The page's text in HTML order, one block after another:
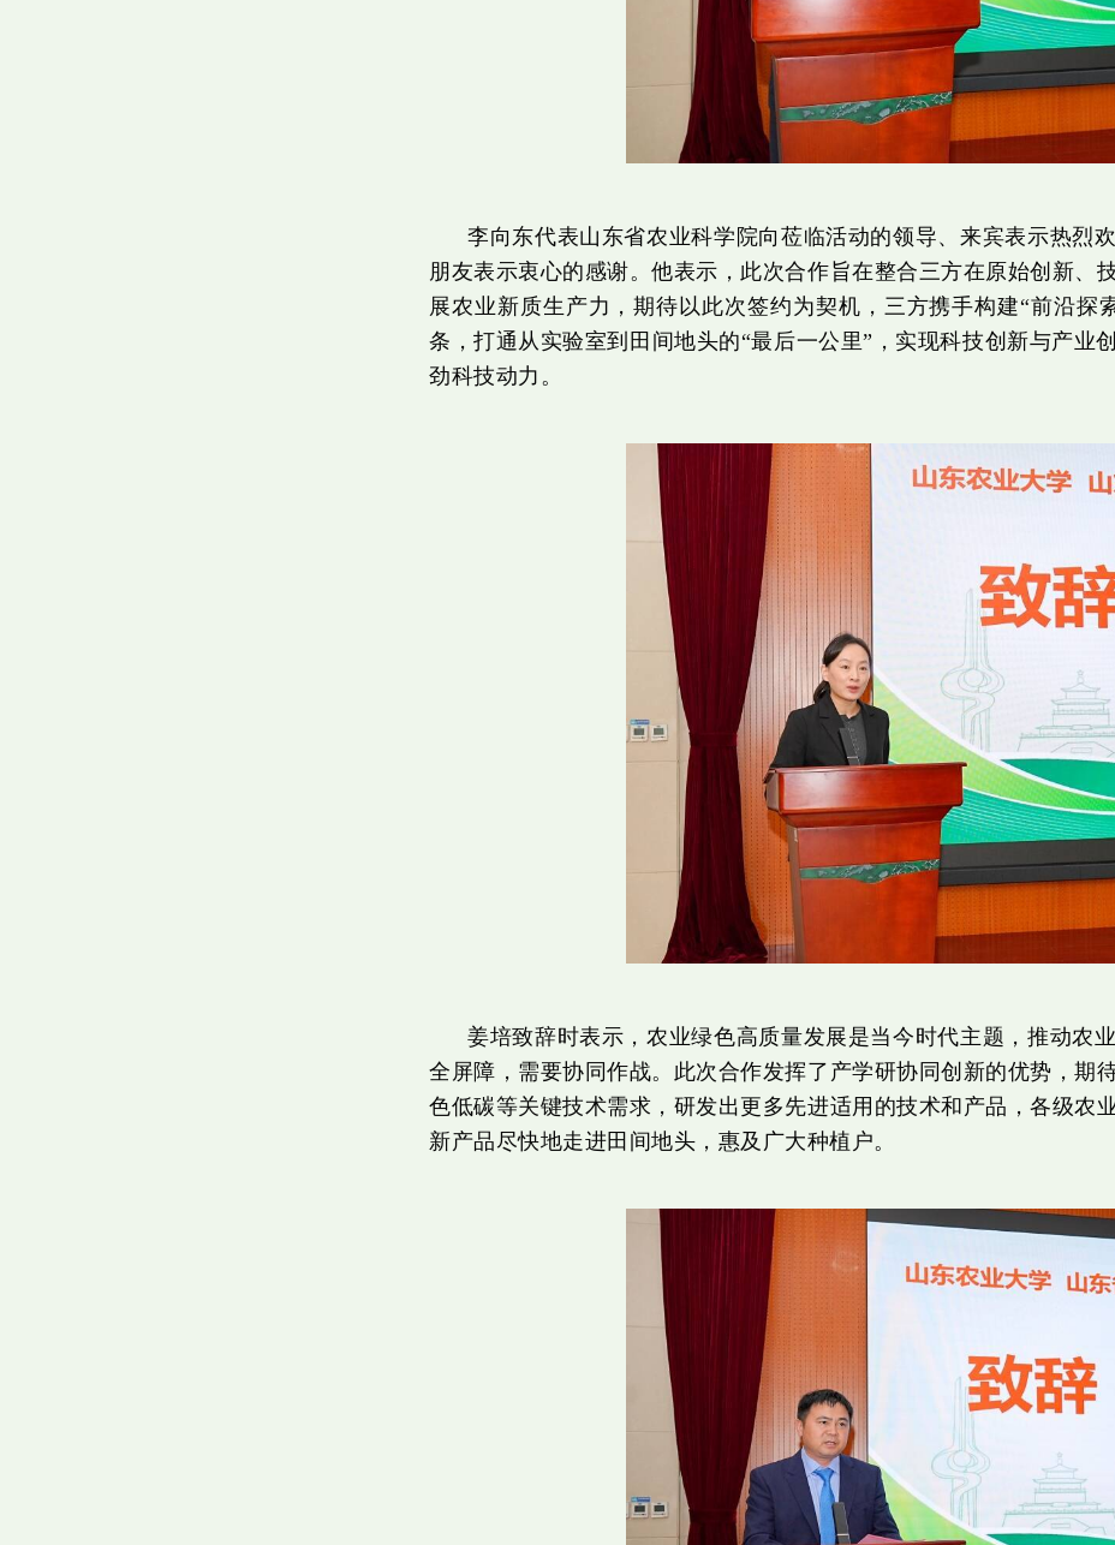
李向东代表山东省农业科学院向莅临活动的领导、来宾表示热烈
朋友表示衷心的感谢。他表示，此次合作旨在整合三方在原始创新、
展农业新质生产力，期待以此次签约为契机，三方携手构建“前沿
条，打通从实验室到田间地头的“最后一公里”，实现科技创新与产业
劲科技动力。
姜培致辞时表示，农业绿色高质量发展是当今时代主题，推动农
全屏障，需要协同作战。此次合作发挥了产学研协同创新的优势，期
色低碳等关键技术需求，研发出更多先进适用的技术和产品，各级农
新产品尽快地走进田间地头，惠及广大种植户。